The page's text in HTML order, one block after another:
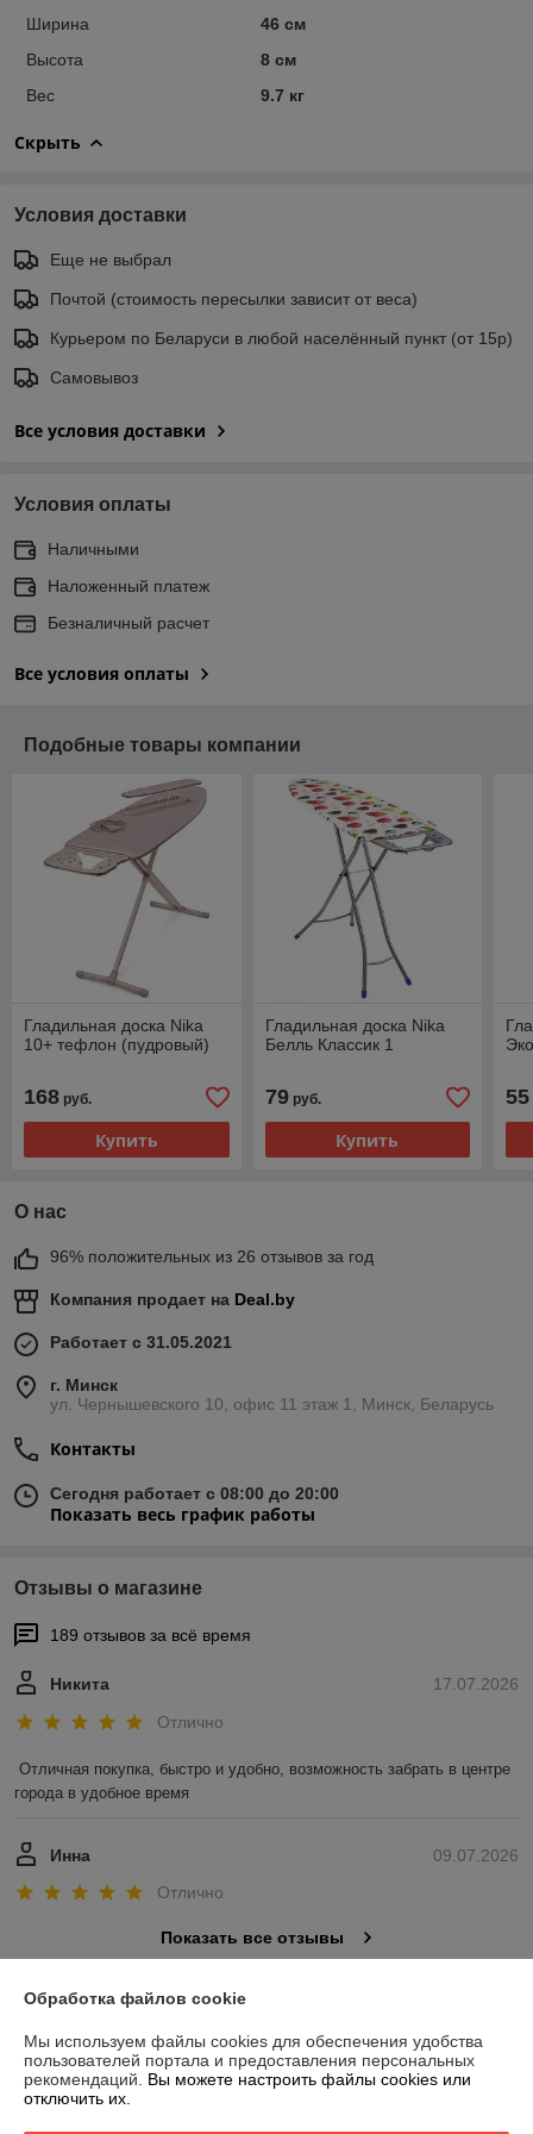
Ширина
46 см
Высота
8 см
Вес
9.7 кг
Скрыть
Условия доставки
Еще не выбрал
Почтой (стоимость пересылки зависит от веса)
Курьером по Беларуси в любой населённый пункт (от 15р)
Самовывоз
Все условия доставки
Условия оплаты
Наличными
Наложенный платеж
Безналичный расчет
Все условия оплаты
Подобные товары компании
Гладильная доска Nika
10+ тефлон (пудровый)
168 руб.
Купить
Гладильная доска Nika
Белль Классик 1
79руб.
Купить
55
О нас
96% положительных из 26 отзывов за год
Компания продает на Deal.by
Работает с 31.05.2021
г. Минск
ул. Чернышевского 10, офис 11 этаж 1, Минск, Беларусь
Контакты
Сегодня работает с 08:00 до 20:00
Показать весь график работы
Отзывы о магазине
189 отзывов за всё время
17.07.2026
Никита
Отлично
Отличная покупка, быстро и удобно, возможность забрать в центре
города в удобное время
09.07.2026
Инна
Отлично
Показать все отзывы
Контакты
Обработка файлов cookie
Мы используем файлы cookies для обеспечения удобства
пользователей портала и предоставления персональных
рекомендаций. Вы можете настроить файлы cookies или
отключить их.